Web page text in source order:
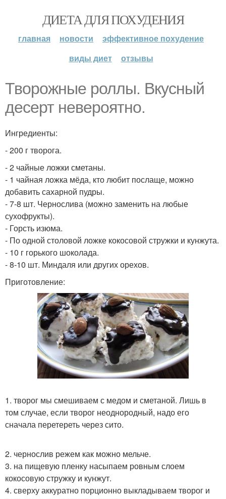
ДИЕТА ДЛЯ ПОХУДЕНИЯ
главная новости
эффективное похудение
виды диет
отзывы
Творожные роллы. Вкусный
десерт невероятно.
Ингредиенты:
- 200 г творога.
- 2 чайные ложки сметаны.
- 1 чайная ложка мёда, кто любит послаще, можно
добавить сахарной пудры.
- 7-8 шт. Чернослива (можно заменить на любые
сухофрукты).
- Горсть изюма.
- По одной столовой ложке кокосовой стружки и кунжута.
- 10 г горького шоколада.
- 8-10 шт. Миндаля или других орехов.
Приготовление:
1. творог мы смешиваем с медом и сметаной. Лишь в
том случае, если творог неоднородный, надо его
сначала перетереть через сито.
2. чернослив режем как можно мельче.
3. на пищевую пленку насыпаем ровным слоем
кокосовую стружку и кунжут.
4. сверху аккуратно порционно выкладываем творог и